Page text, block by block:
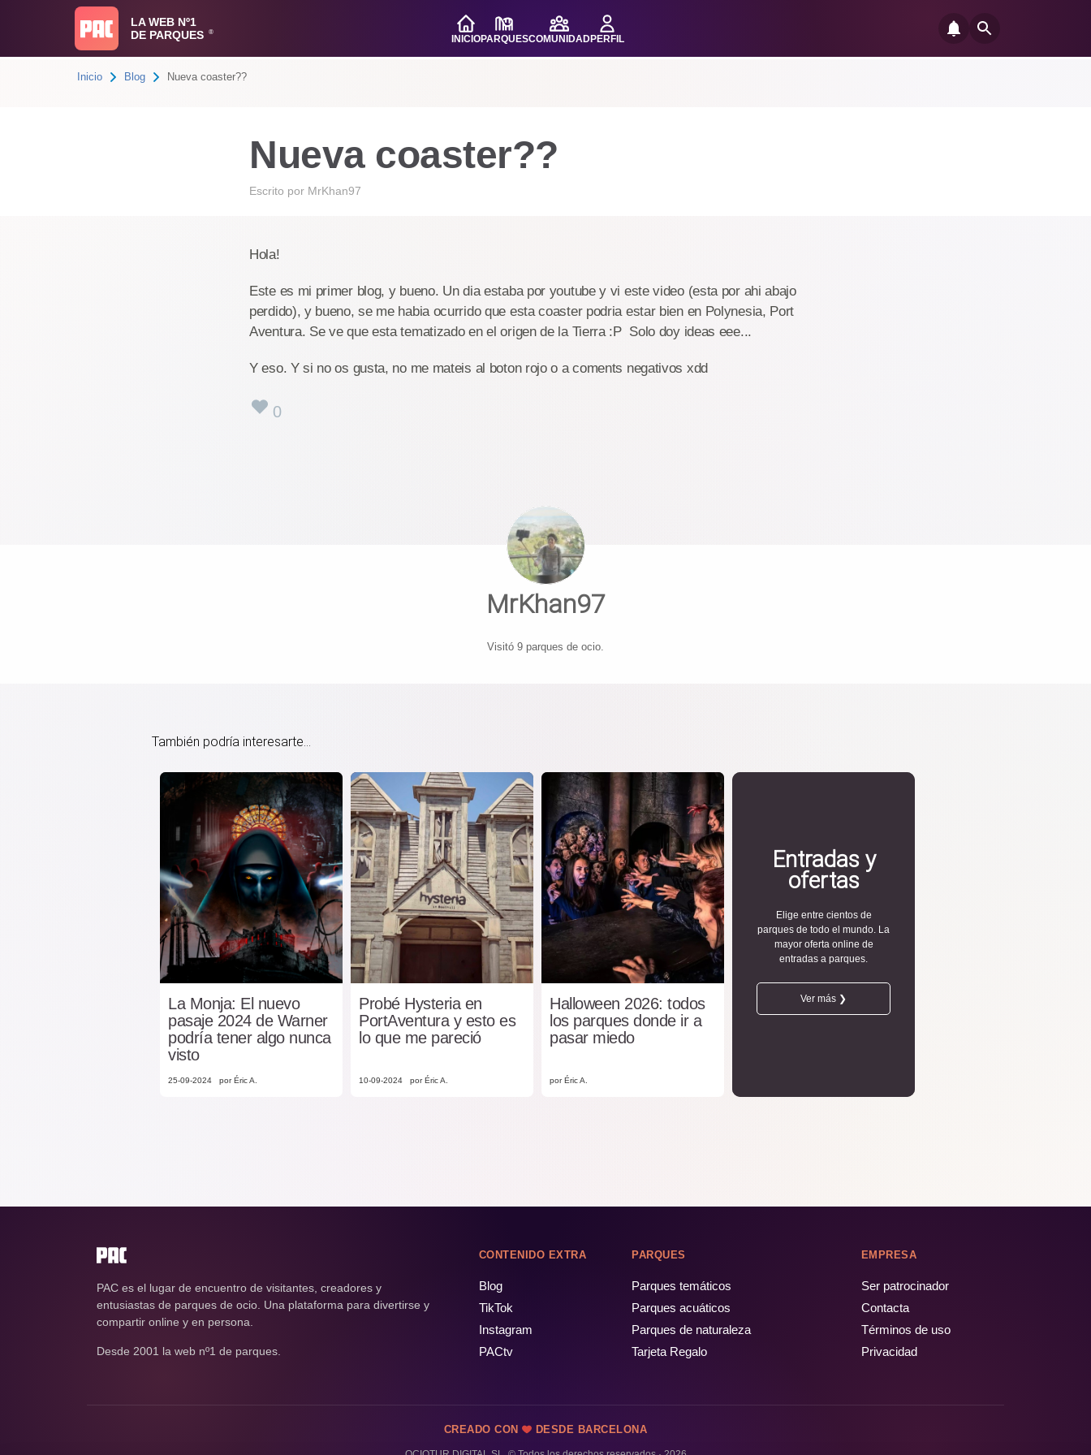
LA WEB Nº1
DE PARQUES
®
INICIOPARQUESCOMUNIDADPERFIL
Inicio Blog Nueva coaster??
Nueva coaster??
Escrito por MrKhan97
Hola!
Este es mi primer blog, y bueno. Un dia estaba por youtube y vi este video (esta por ahi abajo
perdido), y bueno, se me habia ocurrido que esta coaster podria estar bien en Polynesia, Port
Aventura. Se ve que esta tematizado en el origen de la Tierra :P Solo doy ideas eee...
Y eso. Y si no os gusta, no me mateis al boton rojo o a coments negativos xdd
0
MrKhan97
Visitó 9 parques de ocio.
También podría interesarte...
La Monja: El nuevo
pasaje 2024 de Warner
podría tener algo nunca
visto
25-09-2024 por Éric A.
Probé Hysteria en
PortAventura y esto es
lo que me pareció
10-09-2024 por Éric A.
Halloween 2026: todos
los parques donde ir a
pasar miedo
por Éric A.
Entradas y
ofertas
Elige entre cientos de
parques de todo el mundo. La
mayor oferta online de
entradas a parques.
Ver más ❯
PAC es el lugar de encuentro de visitantes, creadores y
entusiastas de parques de ocio. Una plataforma para divertirse y
compartir online y en persona.
Desde 2001 la web nº1 de parques.
CONTENIDO EXTRA
Blog
TikTok
Instagram
PACtv
PARQUES
Parques temáticos
Parques acuáticos
Parques de naturaleza
Tarjeta Regalo
EMPRESA
Ser patrocinador
Contacta
Términos de uso
Privacidad
CREADO CON DESDE BARCELONA